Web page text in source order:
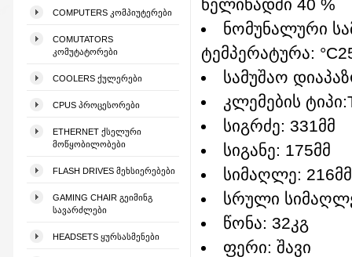
COMPUTERS ᲙᲝᲛᲞᲘᲣᲢᲔᲠᲔᲑᲘ
COMUTATORS
ᲙᲝᲛᲣᲢᲐᲢᲝᲠᲔᲑᲘ
COOLERS ᲥᲣᲚᲔᲠᲔᲑᲘ
CPUS ᲞᲠᲝᲪᲔᲡᲝᲠᲔᲑᲘ
ETHERNET ᲥᲡᲔᲚᲣᲠᲘ
ᲛᲝᲬᲧᲝᲑᲘᲚᲝᲑᲔᲑᲘ
FLASH DRIVES ᲛᲔᲮᲡᲘᲔᲠᲔᲑᲔᲑᲘ
GAMING CHAIR ᲒᲔᲘᲛᲘᲜᲒ
ᲡᲐᲕᲐᲠᲫᲚᲔᲑᲘ
HEADSETS ᲧᲣᲠᲡᲐᲡᲛᲔᲜᲔᲑᲘ
წელიწადში 40 %
ნომუნალური
ტემპერატურა:
სამუშაო
კლემების
სიგრძე: 331მმ
სიგანე: 175მმ
სიმაღლე: 216მმ
სრული
წონა: 32კგ
ფერი: შავი